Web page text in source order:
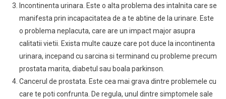
Incontinenta urinara. Este o alta problema des intalnita care se
manifesta prin incapacitatea de a te abtine de la urinare. Este
o problema neplacuta, care are un impact major asupra
calitatii vietii. Exista multe cauze care pot duce la incontinenta
urinara, incepand cu sarcina si terminand cu probleme precum
prostata marita, diabetul sau boala parkinson.
Cancerul de prostata. Este cea mai grava dintre problemele cu
care te poti confrunta. De regula, unul dintre simptomele sale